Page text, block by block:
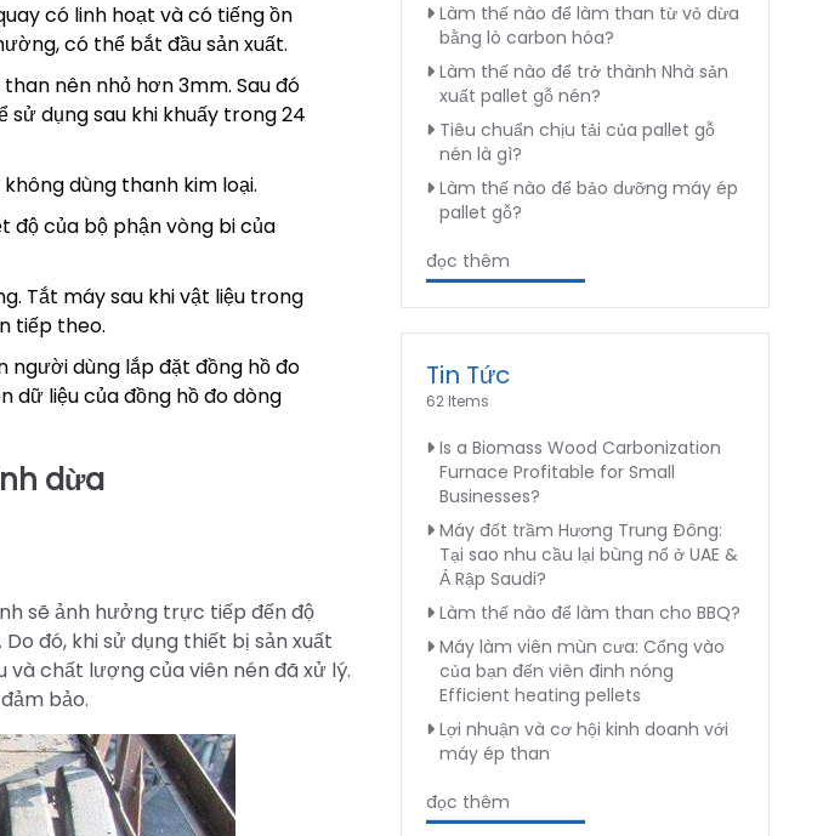
có linh hoạt và có tiếng ồn
có thể bắt đầu sản xuất.
nên nhỏ hơn 3mm. Sau đó
dụng sau khi khuấy trong 24
dùng thanh kim loại.
độ của bộ phận vòng bi của
Tắt máy sau khi vật liệu trong
tiếp theo.
dùng lắp đặt đồng hồ đo
dữ liệu của đồng hồ đo dòng
dừa
sẽ ảnh hưởng trực tiếp đến độ
đó, khi sử dụng thiết bị sản xuất
chất lượng của viên nén đã xử lý.
bảo.
Làm thế nào để làm than từ vỏ dừa
bằng lò carbon hóa?
Làm thế nào để trở thành Nhà sản
xuất pallet gỗ nén?
Tiêu chuẩn chịu tải của pallet gỗ
nén là gì?
Làm thế nào để bảo dưỡng máy ép
pallet gỗ?
đọc thêm
Tin Tức
62 Items
Is a Biomass Wood Carbonization
Furnace Profitable for Small
Businesses?
Máy đốt trầm Hương Trung Đông:
Tại sao nhu cầu lại bùng nổ ở UAE &
Ả Rập Saudi?
Làm thế nào để làm than cho BBQ?
Máy làm viên mùn cưa: Cổng vào
của bạn đến viên đinh nóng
Efficient heating pellets
Lợi nhuận và cơ hội kinh doanh với
máy ép than
đọc thêm